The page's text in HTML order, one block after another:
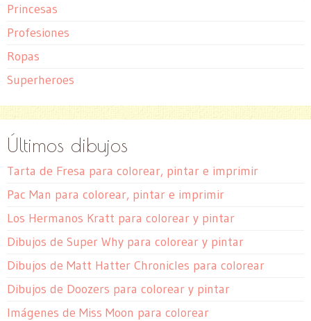
Princesas
Profesiones
Ropas
Superheroes
Últimos dibujos
Tarta de Fresa para colorear, pintar e imprimir
Pac Man para colorear, pintar e imprimir
Los Hermanos Kratt para colorear y pintar
Dibujos de Super Why para colorear y pintar
Dibujos de Matt Hatter Chronicles para colorear
Dibujos de Doozers para colorear y pintar
Imágenes de Miss Moon para colorear